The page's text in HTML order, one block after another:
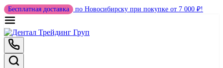
Бесплатная доставка по Новосибирску при покупке от 7 000 ₽!